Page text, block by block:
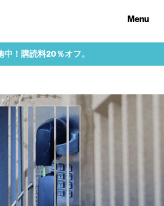
Menu
中！購読料20％オフ。